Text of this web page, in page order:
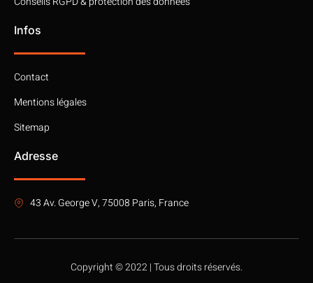
Infos
Contact
Mentions légales
Sitemap
Adresse
43 Av. George V, 75008 Paris, France
Copyright © 2022 | Tous droits réservés.